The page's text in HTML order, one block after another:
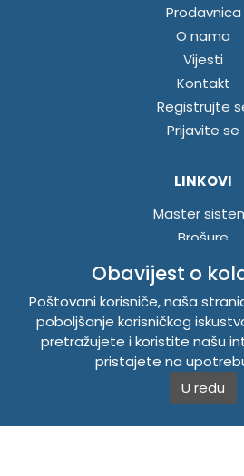
Prodavnica
O nama
Vijesti
Kontakt
Registrujte
Prijavite se
LINKOVI
Master
Brošure
Politika o
Uslovi
Politika
Obavijest o
Poštovani korisniče, naša
poboljšanje korisničkog
pretražujete i koristite našu
pristajete na
U redu